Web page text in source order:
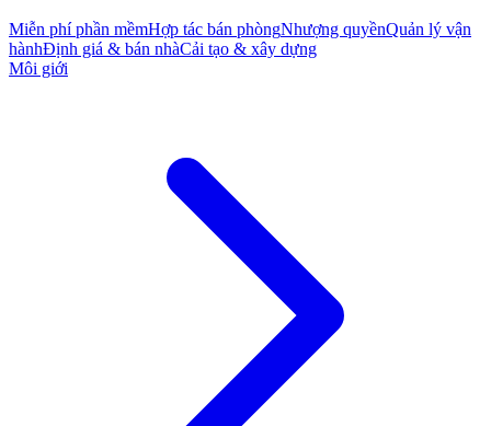
Miễn phí phần mềmHợp tác bán phòngNhượng quyềnQuản lý vận
hànhĐịnh giá & bán nhàCải tạo & xây dựng
Môi giới